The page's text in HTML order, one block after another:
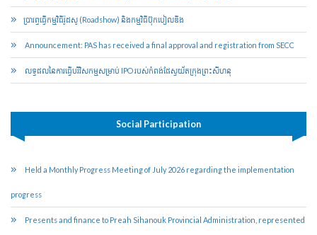
​ប្រារព្ធ​ធ្វើ​កម្មវិធី​រ៉ូដ​សូ (Roadshow) និង​កម្មវិធី​ប៊ុក​បៀ​លឌីង
Announcement: PAS has received a final approval and registration from SECC
លទ្ធផលនៃការធ្វើបរិវិសកម្មសម្រាប់​ IPO របស់កំពង់ផែ​ស្វយ័ត​ក្រុងព្រះសីហនុ
Social Participation
Held a Monthly Progress Meeting of July 2026 regarding the implementation
progress
Presents and finance to Preah Sihanouk Provincial Administration, represented